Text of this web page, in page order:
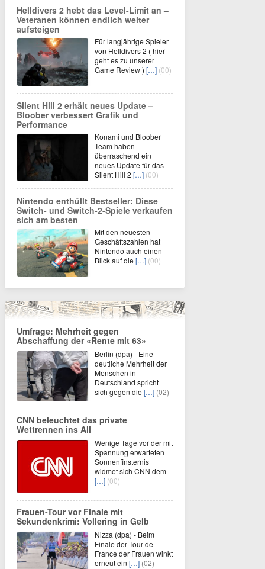
Helldivers 2 hebt das Level-Limit an –
Veteranen können endlich weiter
aufsteigen
Für langjährige Spieler
von Helldivers 2 ( hier
geht es zu unserer
Game Review ) […] (00)
Silent Hill 2 erhält neues Update –
Bloober verbessert Grafik und
Performance
Konami und Bloober
Team haben
überraschend ein
neues Update für das
Silent Hill 2 […] (00)
Nintendo enthüllt Bestseller: Diese
Switch- und Switch-2-Spiele verkaufen
sich am besten
Mit den neuesten
Geschäftszahlen hat
Nintendo auch einen
Blick auf die […] (00)
Umfrage: Mehrheit gegen
Abschaffung der «Rente mit 63»
Berlin (dpa) - Eine
deutliche Mehrheit der
Menschen in
Deutschland spricht
sich gegen die […] (02)
CNN beleuchtet das private
Wettrennen ins All
Wenige Tage vor der mit
Spannung erwarteten
Sonnenfinsternis
widmet sich CNN dem
[…] (00)
Frauen-Tour vor Finale mit
Sekundenkrimi: Vollering in Gelb
Nizza (dpa) - Beim
Finale der Tour de
France der Frauen winkt
erneut ein […] (02)